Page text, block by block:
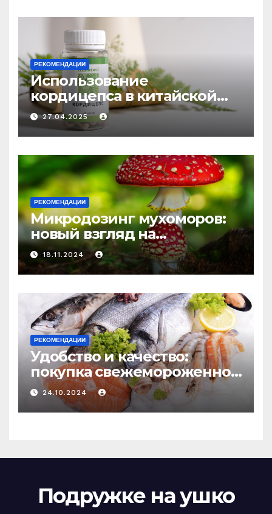
РЕКОМЕНДАЦИИ
Использование
кордицепса в китайской
медицине: природное
средство против усталости
и истощения
27.04.2025
РЕКОМЕНДАЦИИ
Микродозинг мухоморов:
новый взгляд на
психоделику
18.11.2024
РЕКОМЕНДАЦИИ
Удобство и качество:
покупка свежемороженной
рыбы онлайн
24.10.2024
Подружке на ушко